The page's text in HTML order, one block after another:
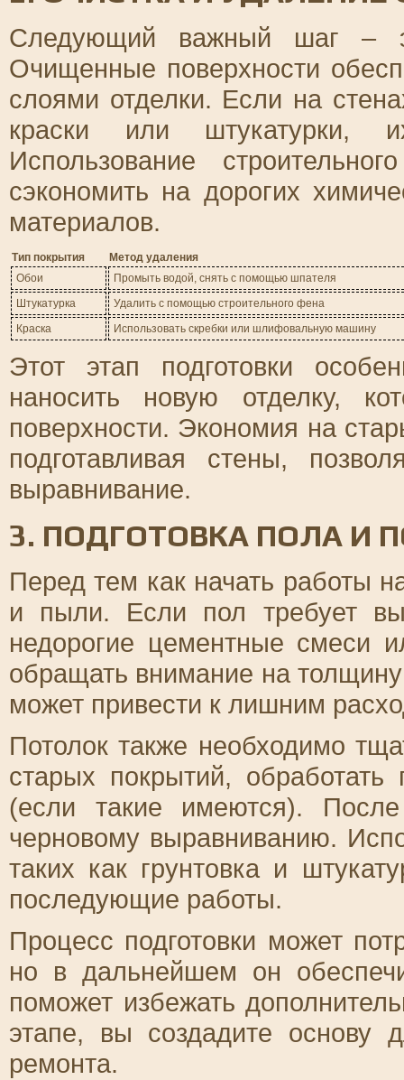
Следующий важный шаг –
Очищенные поверхности
слоями отделки. Если на
краски или штукатурки,
Использование
сэкономить на дорогих
материалов.
Тип покрытия
Метод удаления
Обои
Промыть водой, снять с помощью шпателя
Штукатурка
Удалить с помощью строительного фена
Краска
Использовать скребки или шлифовальную машину
Этот этап подготовки
наносить новую отделку,
поверхности. Экономия на
подготавливая стены,
выравнивание.
3. ПОДГОТОВКА ПОЛА И
Перед тем как начать работы
и пыли. Если пол требует
недорогие цементные смеси
обращать внимание на
может привести к лишним
Потолок также необходимо
старых покрытий,
(если такие имеются).
черновому выравниванию.
таких как грунтовка и
последующие работы.
Процесс подготовки может
но в дальнейшем он
поможет избежать
этапе, вы создадите основу
ремонта.